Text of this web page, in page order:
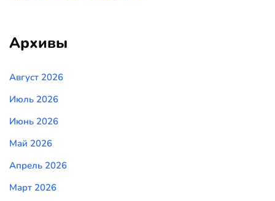
Архивы
Август 2026
Июль 2026
Июнь 2026
Май 2026
Апрель 2026
Март 2026